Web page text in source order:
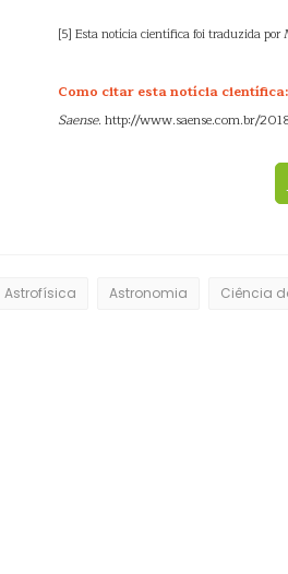
[5] Esta notícia científica foi traduzida por
Como citar esta notícia científica:
Saense. http://www.saense.com.br/
Astrofísica Astronomia